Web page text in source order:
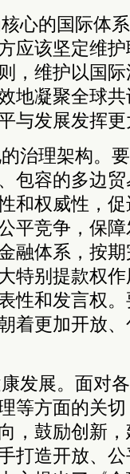
心的国际体
应该坚定维
，维护以国
地凝聚全球
与发展发挥
治理架构。
包容的多边
和权威性，
平竞争，保
融体系，按
特别提款权
性和发言权
着更加开放
发展。面对
等方面的关
，鼓励创新
打造开放、